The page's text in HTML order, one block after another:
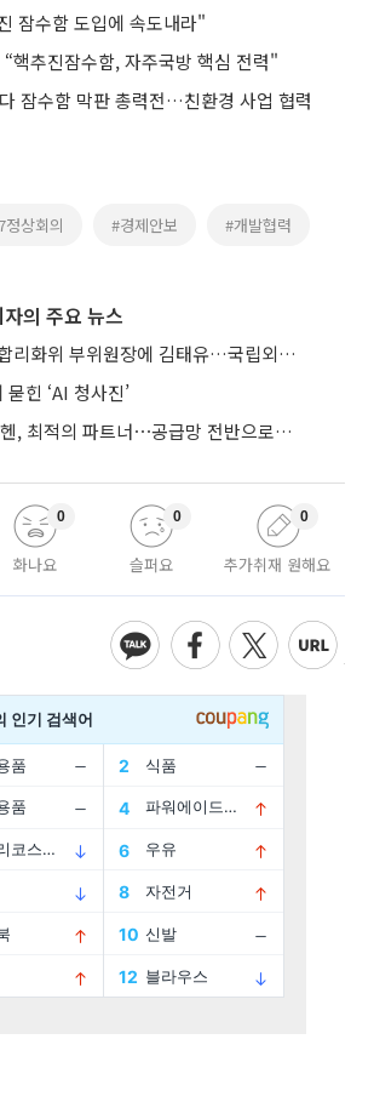
잠수함 도입에 속도내라"
핵추진잠수함, 자주국방 핵심 전력"
잠수함 막판 총력전…친환경 사업 협력
정상회의 #경제안보 #개발협력
의 주요 뉴스
이 대통령, 규제합리화위 부위원장에 김태유…국립외교원장 김흥규
힌 ‘AI 청사진’
이 대통령 “아르헨, 최적의 파트너⋯공급망 전반으로 확대”
화나요
0
슬퍼요
0
추가취재 원해요
0